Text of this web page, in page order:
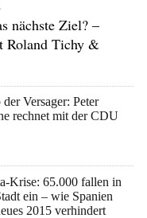
nächste Ziel? –
Roland Tichy &
Versager: Peter
rechnet mit der CDU
Krise: 65.000 fallen in
ein – wie Spanien
2015 verhindert